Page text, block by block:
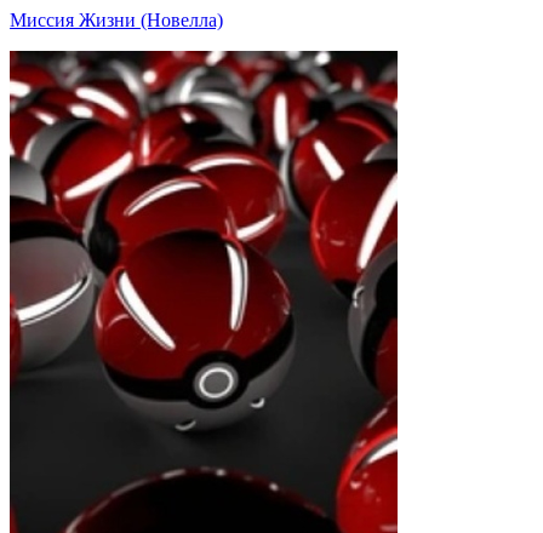
Миссия Жизни (Новелла)